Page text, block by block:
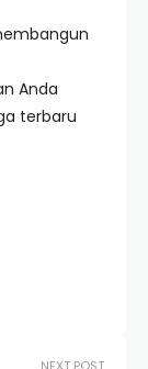
Anda
terbaru